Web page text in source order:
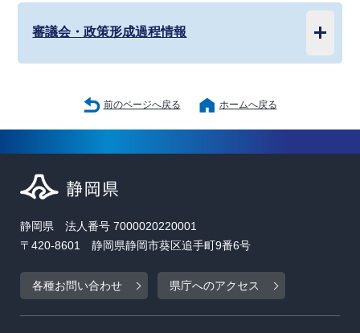
審議会・政策形成過程情報
前のページへ戻る ホームへ戻る
静岡県 法人番号 7000020220001
〒420-8601 静岡県静岡市葵区追手町9番6号
各種お問い合わせ 県庁へのアクセス